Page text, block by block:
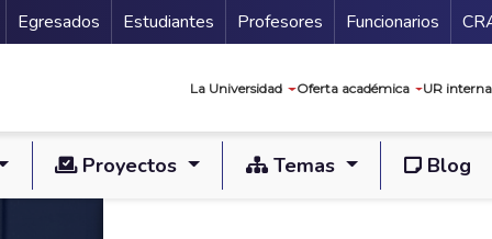
Secundario
Egresados Estudiantes Profesores Funcionarios
La Universidad Oferta académica UR
Proyectos Temas Blog